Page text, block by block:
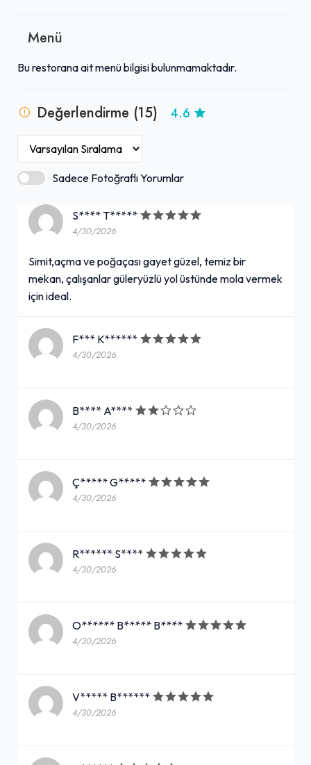
memnun kalmaktadır. Bu özellikleriyle, yol kenarında
bir durak noktası olarak öne çıkmaktadır.
Menü
Bu restorana ait menü bilgisi bulunmamaktadır.
Değerlendirme (15) 4.6
Sadece Fotoğraflı Yorumlar
S**** T*****
4/30/2026
Simit,açma ve poğaçası gayet güzel, temiz bir
mekan, çalışanlar güleryüzlü yol üstünde mola vermek
için ideal.
F*** K******
4/30/2026
B**** A****
4/30/2026
Ç***** G*****
4/30/2026
R****** S****
4/30/2026
O****** B***** B****
4/30/2026
V***** B******
4/30/2026